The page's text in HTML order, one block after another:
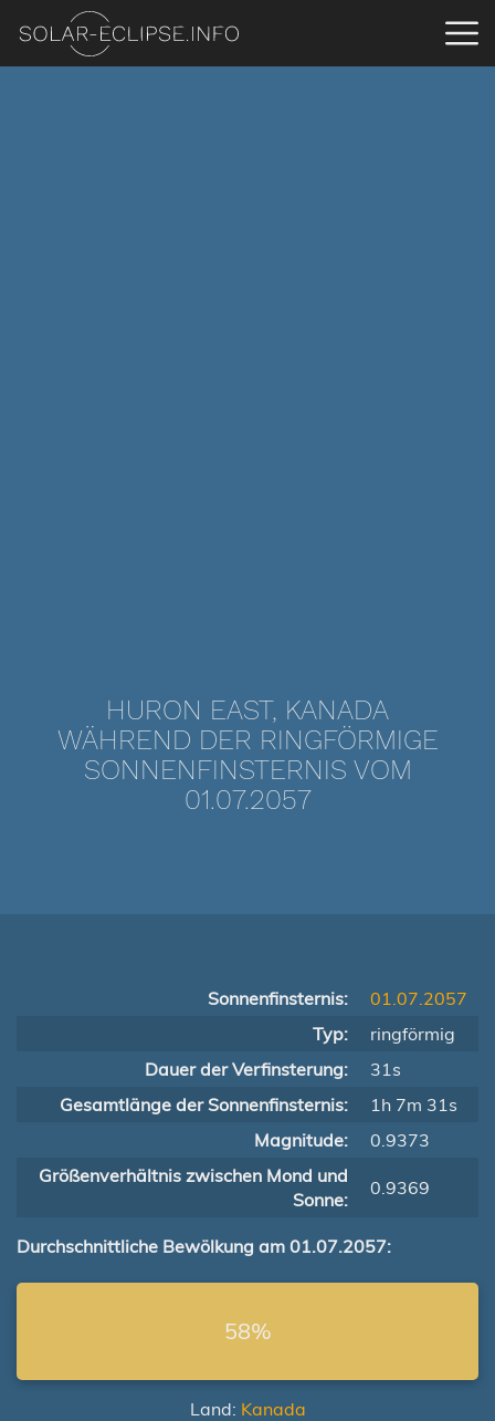
HURON EAST, KANADA
WÄHREND DER RINGFÖRMIGE
SONNENFINSTERNIS VOM
01.07.2057
Sonnenfinsternis:
01.07.2057
Typ:
ringförmig
Dauer der Verfinsterung:
31s
Gesamtlänge der Sonnenfinsternis:
1h 7m 31s
Magnitude:
0.9373
Größenverhältnis zwischen Mond und
Sonne:
0.9369
Durchschnittliche Bewölkung am 01.07.2057:
58%
Land: Kanada